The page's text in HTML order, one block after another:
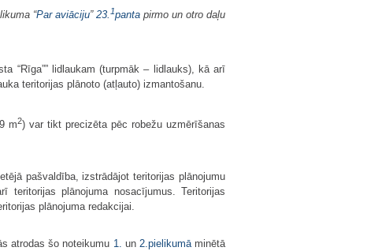
“Par aviāciju” 23. 1panta pirmo un otro daļu
“Rīga”” lidlaukam (turpmāk – lidlauks), kā arī
teritorijas plānoto (atļauto) izmantošanu.
m2) var tikt precizēta pēc robežu uzmērīšanas
pašvaldība, izstrādājot teritorijas plānojumu
teritorijas plānojuma nosacījumus. Teritorijas
plānojuma redakcijai.
atrodas šo noteikumu 1. un 2.pielikumāminētā